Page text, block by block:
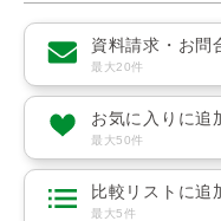
資料請求・お問
最大20件
お気に入りに追
最大50件
比較リストに追
最大5件